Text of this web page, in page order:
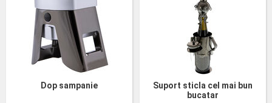
Dop sampanie
Suport sticla cel mai bun
bucatar